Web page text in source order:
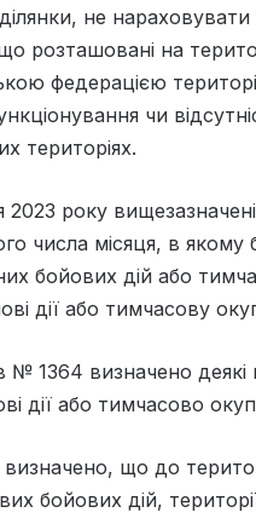
не
розташовані на
федерацією
чи
територіях.
року
числа місяця, в
бойових дій або
дії або тимчасову
№ 1364 визначено
дії або тимчасово
що до
бойових дій,